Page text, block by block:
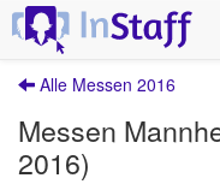
Alle Messen 2016
Messen
2016)